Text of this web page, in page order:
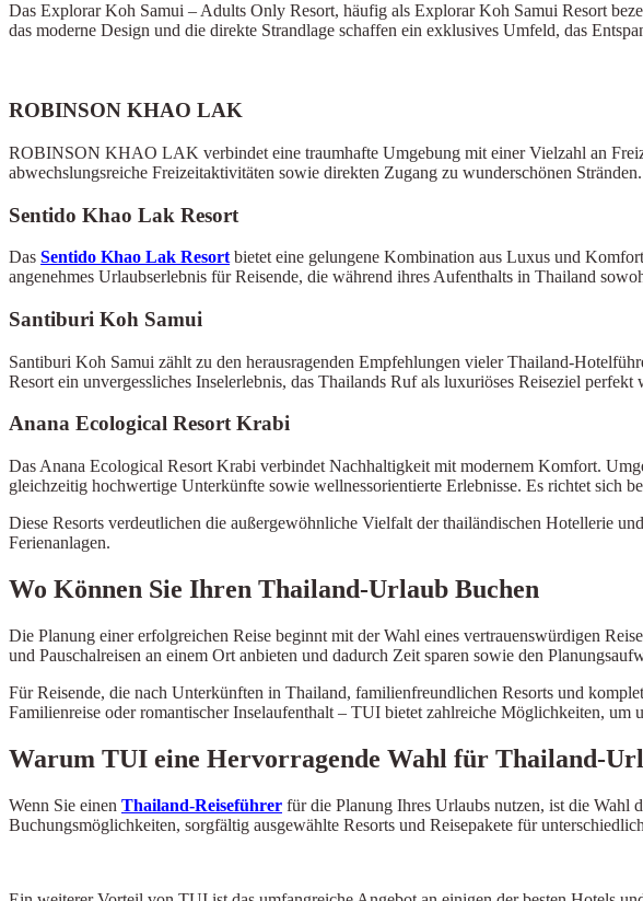
Das Explorar Koh Samui – Adults Only Resort, häufig als Explorar Koh Samui Resort
das moderne Design und die direkte Strandlage schaffen ein exklusives Umfeld, das
ROBINSON KHAO LAK
ROBINSON KHAO LAK verbindet eine traumhafte Umgebung mit einer Vielzahl an
abwechslungsreiche Freizeitaktivitäten sowie direkten Zugang zu wunderschönen
Sentido Khao Lak Resort
Das Sentido Khao Lak Resort bietet eine gelungene Kombination aus Luxus und
angenehmes Urlaubserlebnis für Reisende, die während ihres Aufenthalts in Thailand
Santiburi Koh Samui
Santiburi Koh Samui zählt zu den herausragenden Empfehlungen vieler Thailand-
Resort ein unvergessliches Inselerlebnis, das Thailands Ruf als luxuriöses Reiseziel perfekt
Anana Ecological Resort Krabi
Das Anana Ecological Resort Krabi verbindet Nachhaltigkeit mit modernem Komfort.
gleichzeitig hochwertige Unterkünfte sowie wellnessorientierte Erlebnisse. Es richtet sich
Diese Resorts verdeutlichen die außergewöhnliche Vielfalt der thailändischen Hotellerie
Ferienanlagen.
Wo Können Sie Ihren Thailand-Urlaub Buchen
Die Planung einer erfolgreichen Reise beginnt mit der Wahl eines vertrauenswürdigen
und Pauschalreisen an einem Ort anbieten und dadurch Zeit sparen sowie den
Für Reisende, die nach Unterkünften in Thailand, familienfreundlichen Resorts und
Familienreise oder romantischer Inselaufenthalt – TUI bietet zahlreiche Möglichkeiten, um
Warum TUI eine Hervorragende Wahl für Thailand-
Wenn Sie einen Thailand-Reiseführer für die Planung Ihres Urlaubs nutzen, ist die Wahl
Buchungsmöglichkeiten, sorgfältig ausgewählte Resorts und Reisepakete für Select